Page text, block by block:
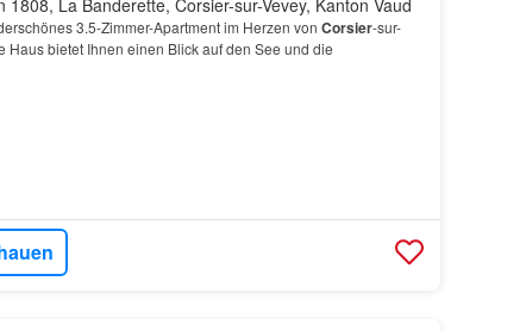
3.5-Zimmer-Apartment im Herzen von Corsier-sur-
Haus bietet Ihnen einen Blick auf den See und die